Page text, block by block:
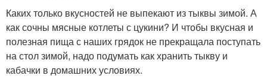
Каких только вкусностей не выпекают из тыквы зимой. А
как сочны мясные котлеты с цукини? И чтобы вкусная и
полезная пища с наших грядок не прекращала поступать
на стол зимой, надо подумать как хранить тыкву и
кабачки в домашних условиях.